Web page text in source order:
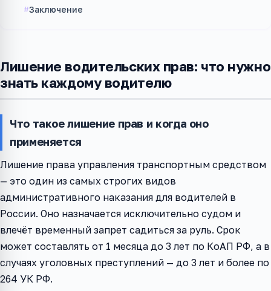
Заключение
Лишение водительских прав: что нужно
знать каждому водителю
Что такое лишение прав и когда оно
применяется
Лишение права управления транспортным средством
— это один из самых строгих видов
административного наказания для водителей в
России. Оно назначается исключительно судом и
влечёт временный запрет садиться за руль. Срок
может составлять от 1 месяца до 3 лет по КоАП РФ, а в
случаях уголовных преступлений — до 3 лет и более по
264 УК РФ.